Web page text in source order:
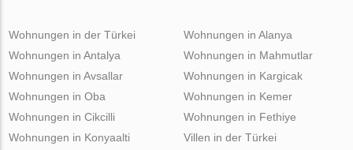
Wohnungen in der Türkei
Wohnungen in Antalya
Wohnungen in Avsallar
Wohnungen in Oba
Wohnungen in Cikcilli
Wohnungen in Alanya
Wohnungen in Mahmutlar
Wohnungen in Kargicak
Wohnungen in Kemer
Wohnungen in Fethiye
Wohnungen in Konyaalti
Villen in der Türkei